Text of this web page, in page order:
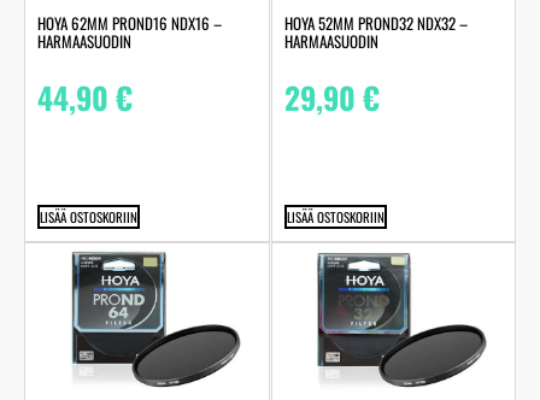
HOYA 62MM PROND16 NDX16 –
HARMAASUODIN
44,90€
LISÄÄ OSTOSKORIIN
HOYA 52MM PROND32 NDX32 –
HARMAASUODIN
29,90€
LISÄÄ OSTOSKORIIN